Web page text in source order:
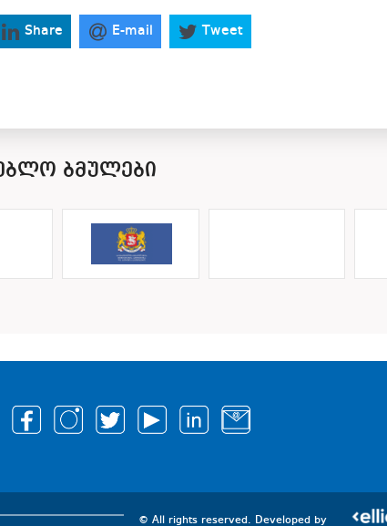
Share E-mail Tweet
ᲑᲛᲣᲚᲔᲑᲘ
© All rights reserved. Developed by